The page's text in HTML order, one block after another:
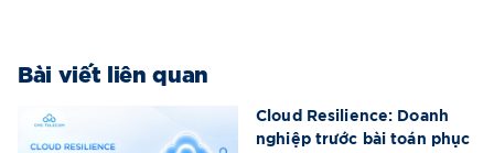
Bài viết liên quan
Cloud Resilience: Doanh
nghiệp trước bài toán phục